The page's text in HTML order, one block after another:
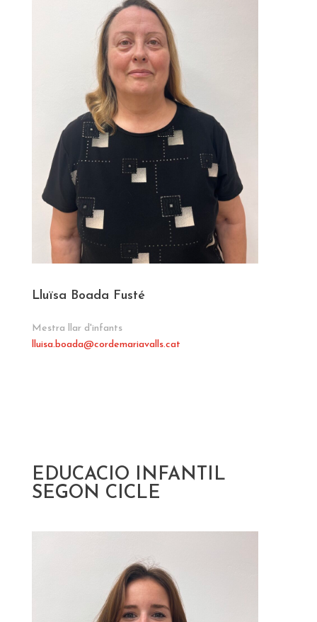
Lluïsa Boada Fusté
Mestra llar d'infants
lluisa.boada@cordemariavalls.cat
EDUCACIO INFANTIL
SEGON CICLE